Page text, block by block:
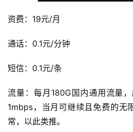
首
页
资费：19元/月
通话：0.1元/分钟
短信：0.1元/条
流量：每月180G国内通用流量
1mbps，当月可继续且免费的无
常，以此类推。